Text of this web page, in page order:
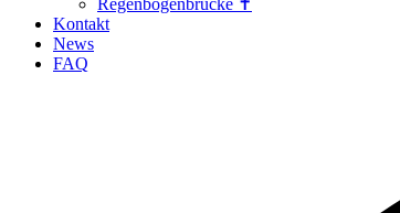
Regenbogenbrücke ✝
Kontakt
News
FAQ